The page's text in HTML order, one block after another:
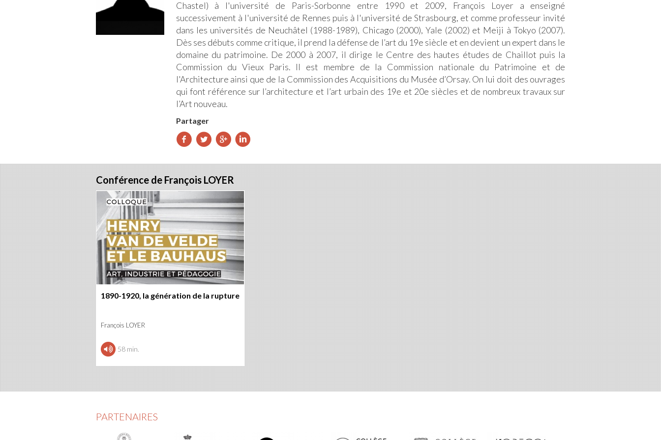
Chastel) à l'université de Paris-Sorbonne entre 1990 et 2009, François Loyer a enseigné
successivement à l'université de Rennes puis à l'université de Strasbourg, et comme professeur invité
dans les universités de Neuchâtel (1988-1989), Chicago (2000), Yale (2002) et Meiji à Tokyo (2007).
Dès ses débuts comme critique, il prend la défense de l’art du 19e siècle et en devient un expert dans le
domaine du patrimoine. De 2000 à 2007, il dirige le Centre des hautes études de Chaillot puis la
Commission du Vieux Paris. ll est membre de la Commission nationale du Patrimoine et de
l'Architecture ainsi que de la Commission des Acquisitions du Musée d’Orsay. On lui doit des ouvrages
qui font référence sur l’architecture et l’art urbain des 19e et 20e siècles et de nombreux travaux sur
l’Art nouveau.
Partager
Partager
Facebook
Partager
Twitter
Partager
Google+
Partager
LinkedIn
Conférence de François LOYER
1890-1920, la génération de la rupture
François LOYER
58 min.
PARTENAIRES